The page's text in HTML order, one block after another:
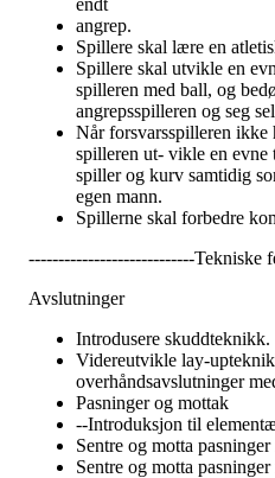
endt
angrep.
Spillere skal lære en
Spillere skal utvikle en
spilleren med ball, og
angrepsspilleren og seg
Når forsvarsspilleren ikke
spilleren ut- vikle en evne
spiller og kurv samtidig
egen mann.
Spillerne skal forbedre
----------------------------Tekniske
Avslutninger
Introdusere skuddteknikk.
Videreutvikle lay-
overhåndsavslutninger
Pasninger og mottak
--Introduksjon til
Sentre og motta
Sentre og motta